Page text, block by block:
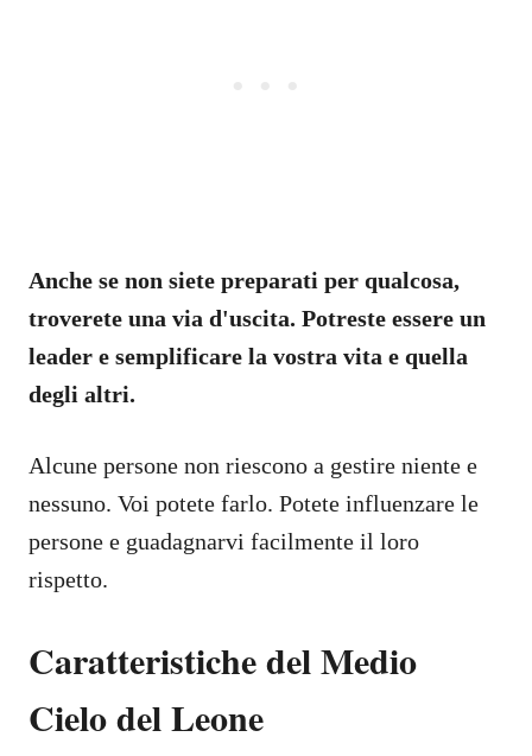
Anche se non siete preparati per qualcosa,
troverete una via d'uscita. Potreste essere un
leader e semplificare la vostra vita e quella
degli altri.
Alcune persone non riescono a gestire niente e
nessuno. Voi potete farlo. Potete influenzare le
persone e guadagnarvi facilmente il loro
rispetto.
Caratteristiche del Medio
Cielo del Leone